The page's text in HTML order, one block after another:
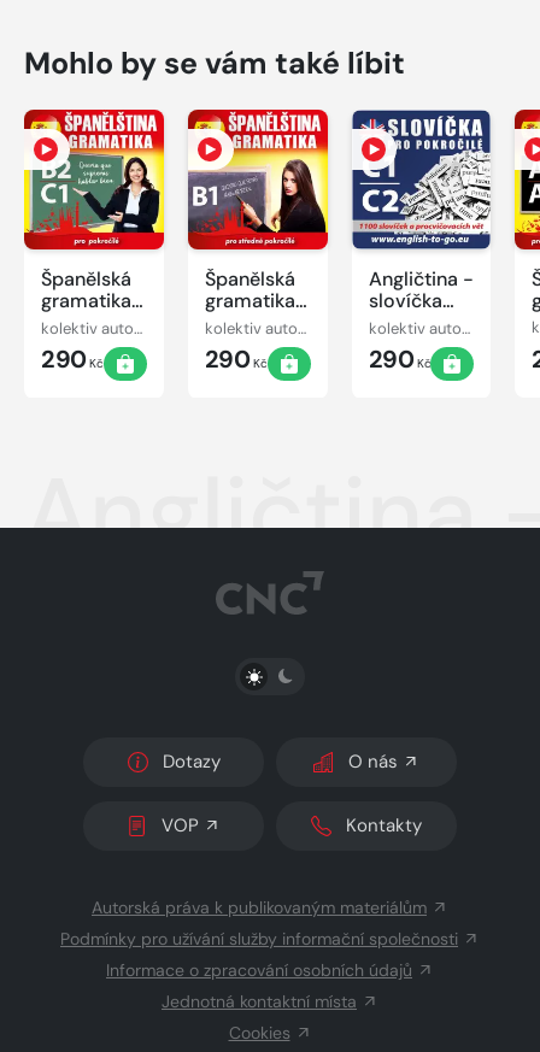
Mohlo by se vám také líbit
Španělská
gramatika
B2, C1
kolektiv autorů
290Kč
Španělská
gramatika
B1
kolektiv autorů
290Kč
Angličtina -
slovíčka
pro
pokročilé
C1-C2
kolektiv autorů
290Kč
Angličtina
PŘEPNOUT SVĚTLÝ/TMAVÝ REŽIM
Dotazy O nás
VOP Kontakty
Autorská práva k publikovaným materiálům
Podmínky pro užívání služby informační společnosti
Informace o zpracování osobních údajů
Jednotná kontaktní místa
Cookies